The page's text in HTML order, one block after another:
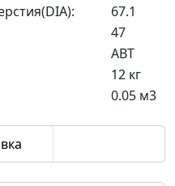
67.1
47
ABT
12 кг
0.05 м3